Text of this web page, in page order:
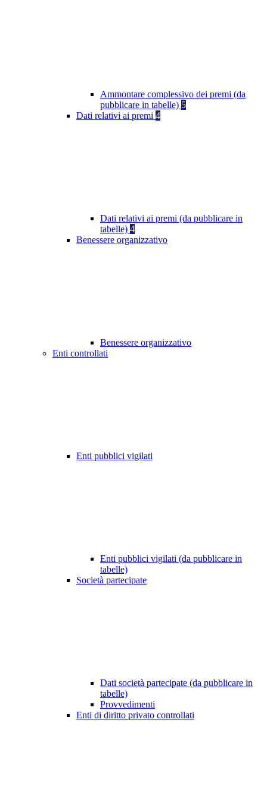
Ammontare complessivo dei premi (da
pubblicare in tabelle) 5
Dati relativi ai premi 4
Dati relativi ai premi (da pubblicare in
tabelle) 4
Benessere organizzativo
Benessere organizzativo
Enti controllati
Enti pubblici vigilati
Enti pubblici vigilati (da pubblicare in
tabelle)
Società partecipate
Dati società partecipate (da pubblicare in
tabelle)
Provvedimenti
Enti di diritto privato controllati